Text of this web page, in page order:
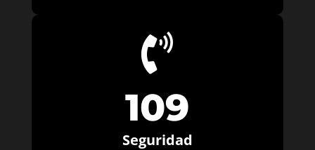

109
Seguridad